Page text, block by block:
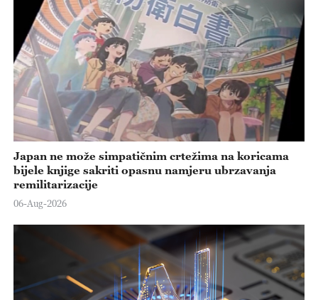
Japan ne može simpatičnim crtežima na koricama
bijele knjige sakriti opasnu namjeru ubrzavanja
remilitarizacije
06-Aug-2026